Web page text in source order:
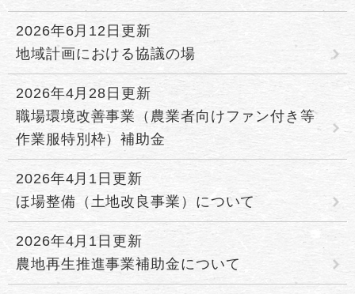
2026年6月12日更新
地域計画における協議の場
2026年4月28日更新
職場環境改善事業（農業者向けファン付き等
作業服特別枠）補助金
2026年4月1日更新
ほ場整備（土地改良事業）について
2026年4月1日更新
農地再生推進事業補助金について